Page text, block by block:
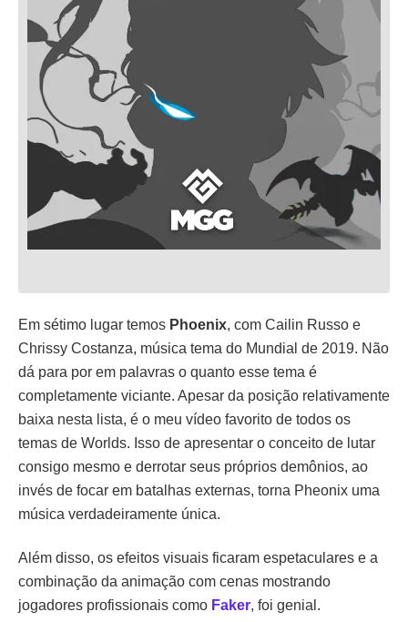
Em sétimo lugar temos Phoenix, com Cailin Russo e
Chrissy Costanza, música tema do Mundial de 2019. Não
dá para por em palavras o quanto esse tema é
completamente viciante. Apesar da posição relativamente
baixa nesta lista, é o meu vídeo favorito de todos os
temas de Worlds. Isso de apresentar o conceito de lutar
consigo mesmo e derrotar seus próprios demônios, ao
invés de focar em batalhas externas, torna Pheonix uma
música verdadeiramente única.
Além disso, os efeitos visuais ficaram espetaculares e a
combinação da animação com cenas mostrando
jogadores profissionais como Faker, foi genial.